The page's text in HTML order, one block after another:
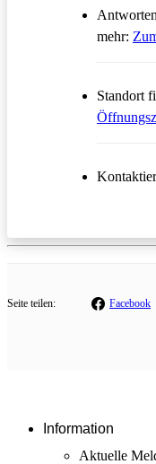
mehr:
Standort
Seite teilen: Facebook
Information
Aktuelle